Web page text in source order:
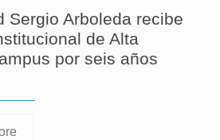
Sergio Arboleda recibe
de Alta
por seis años